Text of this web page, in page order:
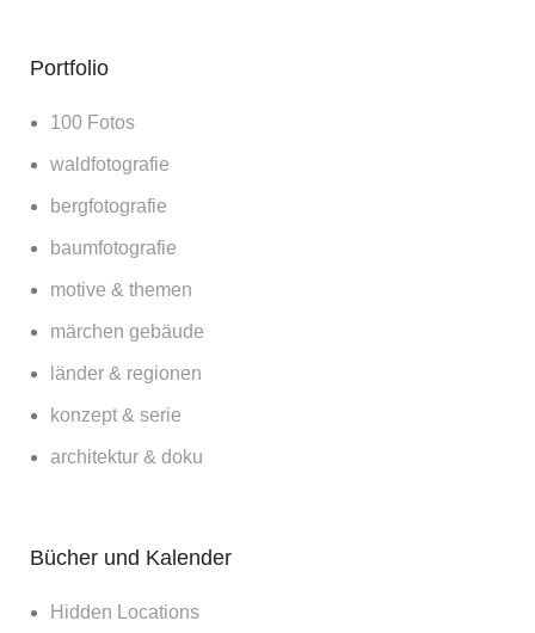
Portfolio
100 Fotos
waldfotografie
bergfotografie
baumfotografie
motive & themen
märchen gebäude
länder & regionen
konzept & serie
architektur & doku
Bücher und Kalender
Hidden Locations